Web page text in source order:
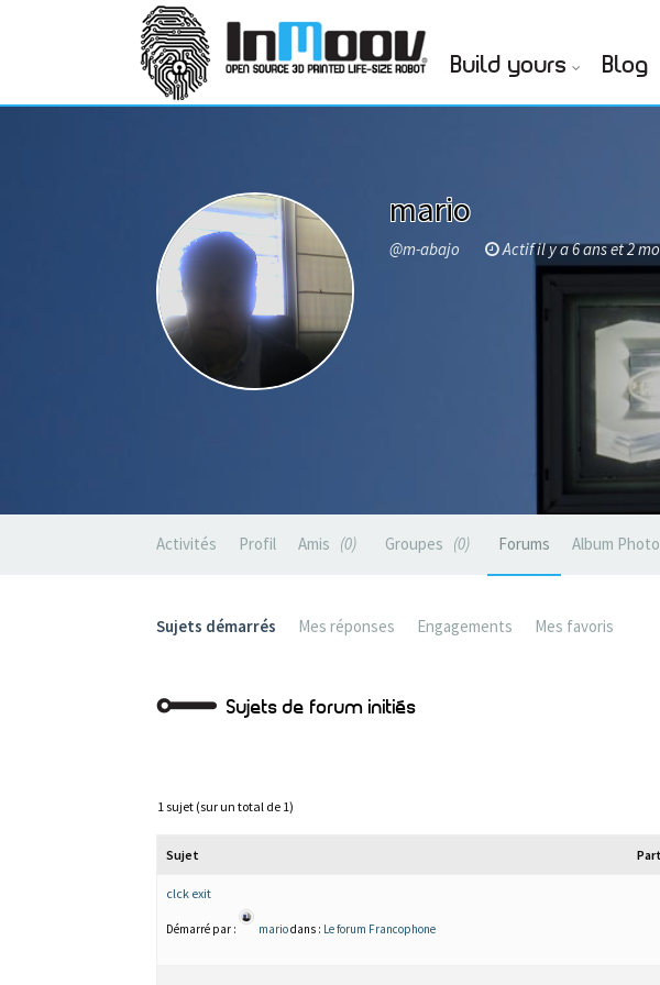
Build yours Blog
mario
@m-abajo Actif il y a 6 ans et 2
Activités Profil Amis 0 Groupes 0 Forums Album Photo
Sujets démarrés Mes réponses Engagements Mes favoris
Sujets de forum initiés
1 sujet (sur un total de 1)
Sujet
clck exit
Démarré par : mariodans : Le forum Francophone